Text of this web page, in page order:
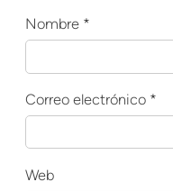
Nombre *
Correo electrónico *
Web